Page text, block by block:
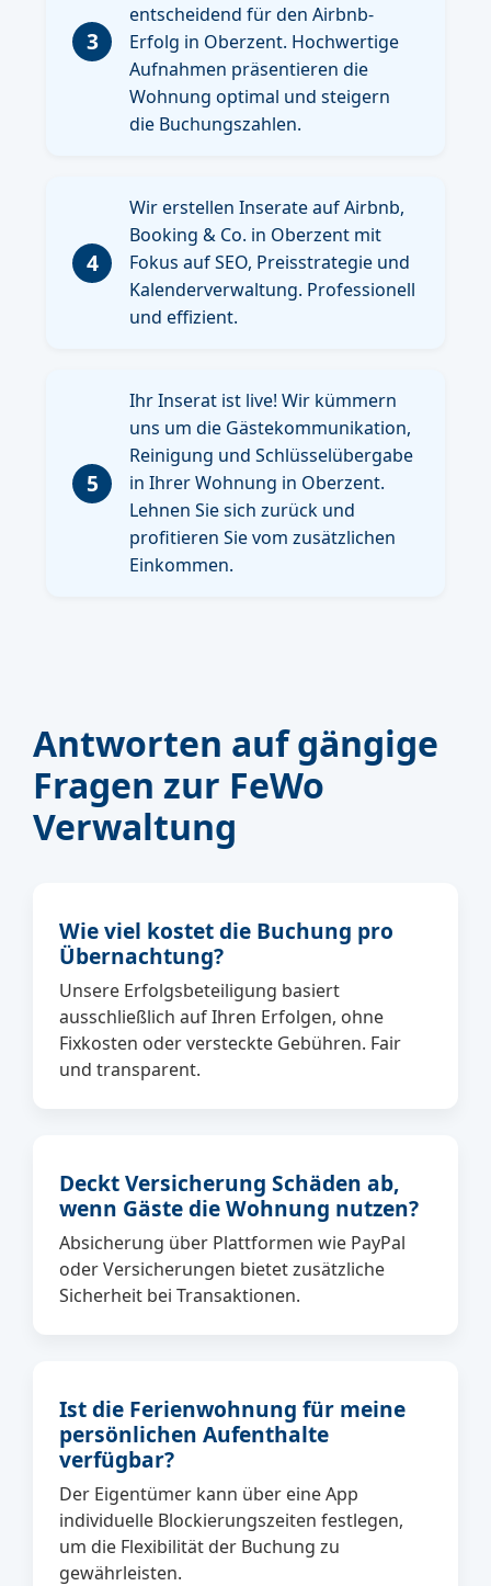
3
entscheidend für den Airbnb-
Erfolg in Oberzent. Hochwertige
Aufnahmen präsentieren die
Wohnung optimal und steigern
die Buchungszahlen.
4
Wir erstellen Inserate auf Airbnb,
Booking & Co. in Oberzent mit
Fokus auf SEO, Preisstrategie und
Kalenderverwaltung. Professionell
und effizient.
5
Ihr Inserat ist live! Wir kümmern
uns um die Gästekommunikation,
Reinigung und Schlüsselübergabe
in Ihrer Wohnung in Oberzent.
Lehnen Sie sich zurück und
profitieren Sie vom zusätzlichen
Einkommen.
Antworten auf gängige
Fragen zur FeWo
Verwaltung
Wie viel kostet die Buchung pro
Übernachtung?
Unsere Erfolgsbeteiligung basiert
ausschließlich auf Ihren Erfolgen, ohne
Fixkosten oder versteckte Gebühren. Fair
und transparent.
Deckt Versicherung Schäden ab,
wenn Gäste die Wohnung nutzen?
Absicherung über Plattformen wie PayPal
oder Versicherungen bietet zusätzliche
Sicherheit bei Transaktionen.
Ist die Ferienwohnung für meine
persönlichen Aufenthalte
verfügbar?
Der Eigentümer kann über eine App
individuelle Blockierungszeiten festlegen,
um die Flexibilität der Buchung zu
gewährleisten.